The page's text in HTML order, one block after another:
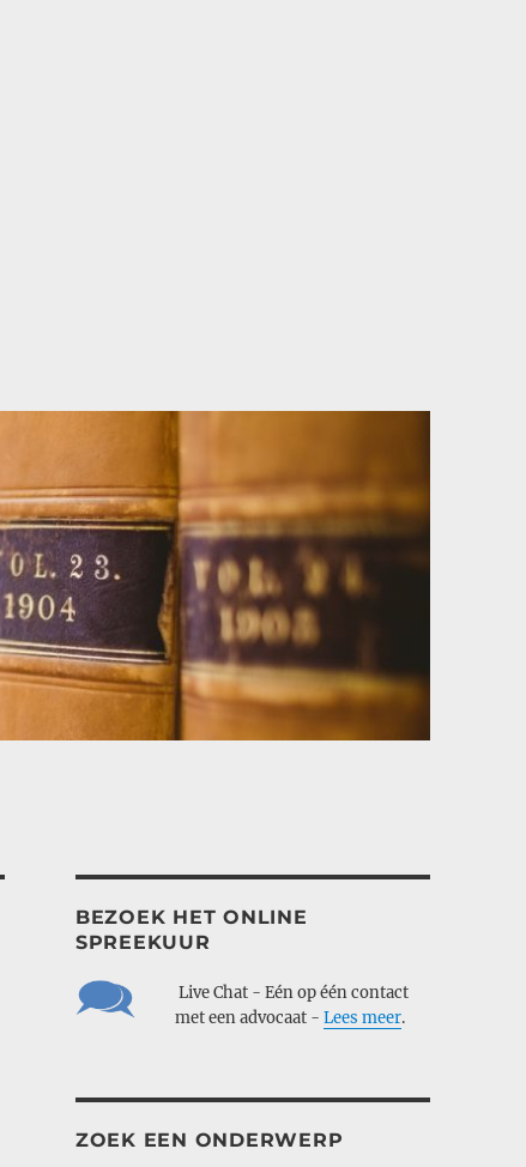
BEZOEK HET ONLINE
SPREEKUUR
Live Chat - Eén op één contact
met een advocaat - Lees meer.
ZOEK EEN ONDERWERP